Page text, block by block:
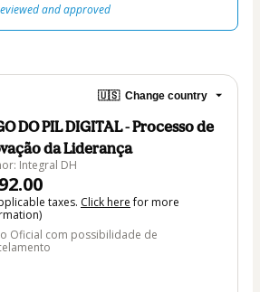
and approved
🇺🇸 Change country
DO PIL DIGITAL - Processo de
da Liderança
Integral DH
taxes. Click herefor more
Oficial com possibilidade de